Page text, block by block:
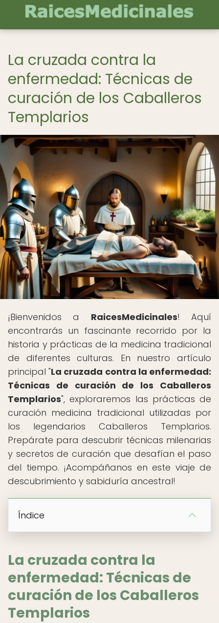
La cruzada contra la
enfermedad: Técnicas de
curación de los Caballeros
Templarios
¡Bienvenidos a RaicesMedicinales! Aquí
encontrarás un fascinante recorrido por la
historia y prácticas de la medicina tradicional
de diferentes culturas. En nuestro artículo
principal "La cruzada contra la enfermedad:
Técnicas de curación de los Caballeros
Templarios", exploraremos las prácticas de
curación medicina tradicional utilizadas por
los legendarios Caballeros Templarios.
Prepárate para descubrir técnicas milenarias
y secretos de curación que desafían el paso
del tiempo. ¡Acompáñanos en este viaje de
descubrimiento y sabiduría ancestral!
Índice
La cruzada contra la
enfermedad: Técnicas de
curación de los Caballeros
Templarios